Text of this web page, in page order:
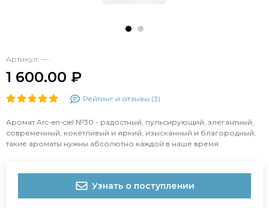
Артикул: —
1 600.00 ₽
Рейтинг и отзывы (3)
Аромат Arc-en-ciel №30 - радостный, пульсирующий, элегантный,
современный, кокетливый и яркий, изысканный и благородный,
такие ароматы нужны абсолютно каждой в наше время.
Узнать о поступлении